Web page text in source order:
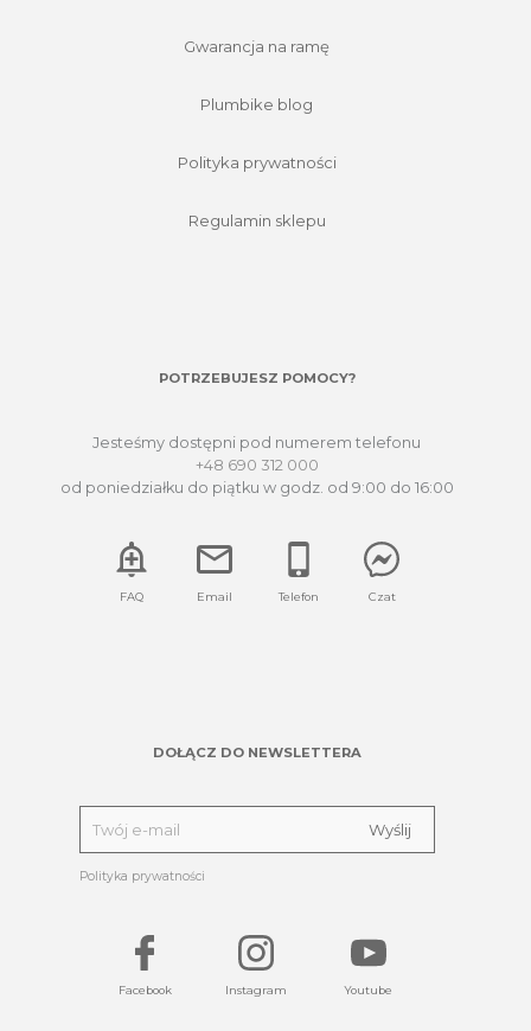
Gwarancja na ramę
Plumbike blog
Polityka prywatności
Regulamin sklepu
POTRZEBUJESZ POMOCY?
Jesteśmy dostępni pod numerem telefonu
+48 690 312 000
od poniedziałku do piątku w godz. od 9:00 do 16:00
FAQ Email Telefon Czat
DOŁĄCZ DO NEWSLETTERA
Polityka prywatności
Facebook Instagram Youtube